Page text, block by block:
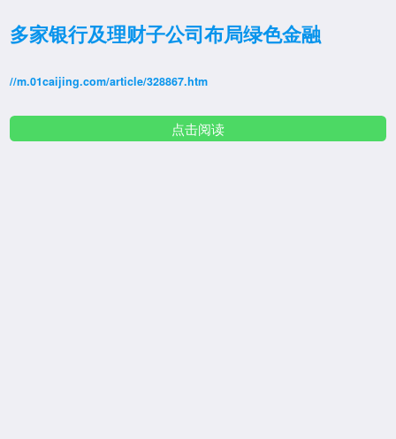
多家银行及理财子公司布局绿色金融
//m.01caijing.com/article/328867.htm
点击阅读